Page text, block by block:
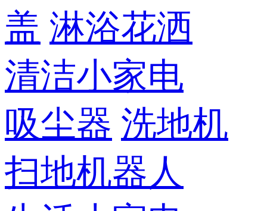
盖 淋浴花洒
清洁小家电
吸尘器 洗地机
扫地机器人